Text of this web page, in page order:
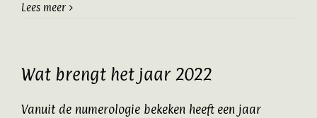
Lees meer
Wat brengt het jaar 2022
Vanuit de numerologie bekeken heeft een jaar